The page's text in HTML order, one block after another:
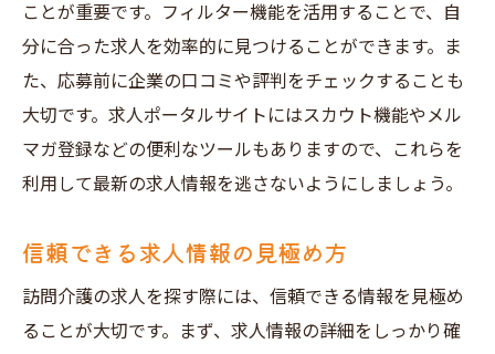
ことが重要です。フィルター機能を活用することで、自
分に合った求人を効率的に見つけることができます。ま
た、応募前に企業の口コミや評判をチェックすることも
大切です。求人ポータルサイトにはスカウト機能やメル
マガ登録などの便利なツールもありますので、これらを
利用して最新の求人情報を逃さないようにしましょう。
信頼できる求人情報の見極め方
訪問介護の求人を探す際には、信頼できる情報を見極め
ることが大切です。まず、求人情報の詳細をしっかり確